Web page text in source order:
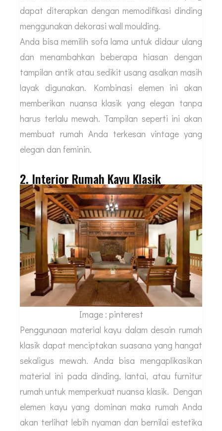
dapat diterapkan dengan memodifikasi dinding
menggunakan dekorasi wall moulding.
Anda bisa memilih sofa lama untuk didaur ulang
dan menambahkan beberapa hiasan dengan
tampilan antik atau sedikit usang asalkan masih
layak digunakan. Kombinasi elemen ini akan
memberikan nuansa klasik yang elegan tanpa
harus terlalu mewah. Tampilan seperti ini akan
membuat rumah Anda terkesan vintage yang
elegan dan feminin.
2. Interior Rumah Kayu Klasik
Image : pinterest
Penggunaan material kayu dalam desain rumah
klasik dapat menciptakan suasana yang hangat
sekaligus mewah. Anda bisa mengaplikasikan
material ini pada dinding, lantai, atau furnitur
rumah untuk memperkuat nuansa klasik. Dengan
elemen kayu yang dominan maka rumah Anda
akan terlihat lebih nyaman dan bernilai estetika